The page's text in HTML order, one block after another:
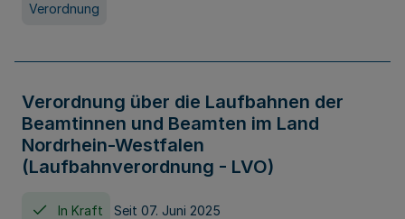
Verordnung
Verordnung über die Laufbahnen der
Beamtinnen und Beamten im Land
Nordrhein-Westfalen
(Laufbahnverordnung - LVO)
In Kraft Seit 07. Juni 2025